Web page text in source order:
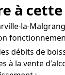
à
la-
débits de
à la vente